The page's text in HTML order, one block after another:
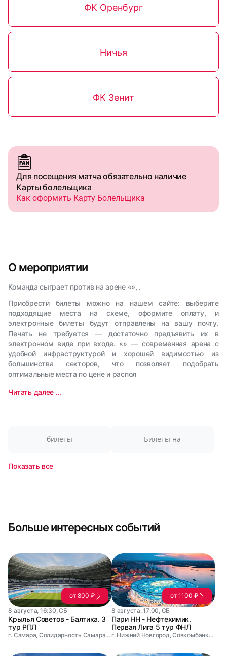
ФК Оренбург
Ничья
ФК Зенит
Для посещения матча обязательно наличие
Карты болельщика
Как оформить Карту Болельщика
О мероприятии
Команда сыграет против на арене «», .
Приобрести билеты можно на нашем сайте: выберите
подходящие места на схеме, оформите оплату, и
электронные билеты будут отправлены на вашу почту.
Печать не требуется — достаточно предъявить их в
электронном виде при входе. «» — современная арена с
удобной инфраструктурой и хорошей видимостью из
большинства секторов, что позволяет подобрать
оптимальные места по цене и распол
Читать далее ...
билеты Билеты на
Показать все
Больше интересных событий
от 800 ₽
8 августа, 16:30, СБ
Крылья Советов - Балтика. 3
тур РПЛ
г. Самара, Солидарность Самара Арена
от 1100 ₽
8 августа, 17:00, СБ
Пари НН - Нефтехимик.
Первая Лига 5 тур ФНЛ
г. Нижний Новгород, Совкомбанк Арена